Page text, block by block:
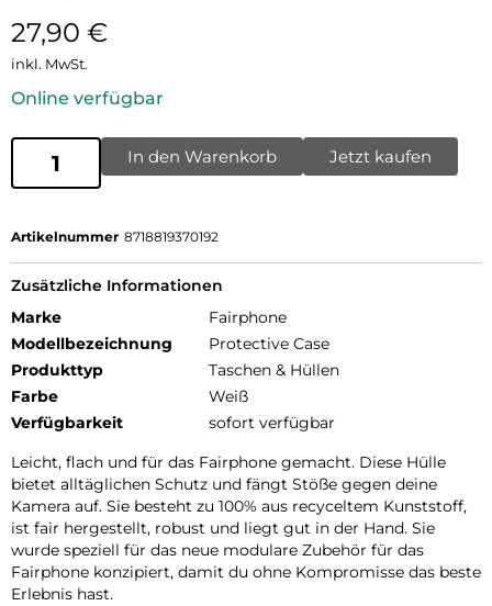
27,90 €
inkl. MwSt.
Online verfügbar
In den Warenkorb Jetzt kaufen
Artikelnummer 8718819370192
Zusätzliche Informationen
Marke
Fairphone
Modellbezeichnung
Protective Case
Produkttyp
Taschen & Hüllen
Farbe
Weiß
Verfügbarkeit
sofort verfügbar
Leicht, flach und für das Fairphone gemacht. Diese Hülle
bietet alltäglichen Schutz und fängt Stöße gegen deine
Kamera auf. Sie besteht zu 100% aus recyceltem Kunststoff,
ist fair hergestellt, robust und liegt gut in der Hand. Sie
wurde speziell für das neue modulare Zubehör für das
Fairphone konzipiert, damit du ohne Kompromisse das beste
Erlebnis hast.